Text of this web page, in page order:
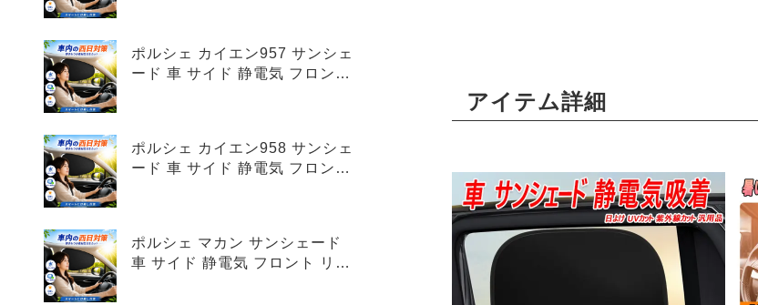
アイテム詳細
ポルシェ カイエン957 サンシェ
ード 車 サイド 静電気 フロント
ポルシェ カイエン958 サンシェ
ード 車 サイド 静電気 フロント
ポルシェ マカン サンシェード
車 サイド 静電気 フロント リア